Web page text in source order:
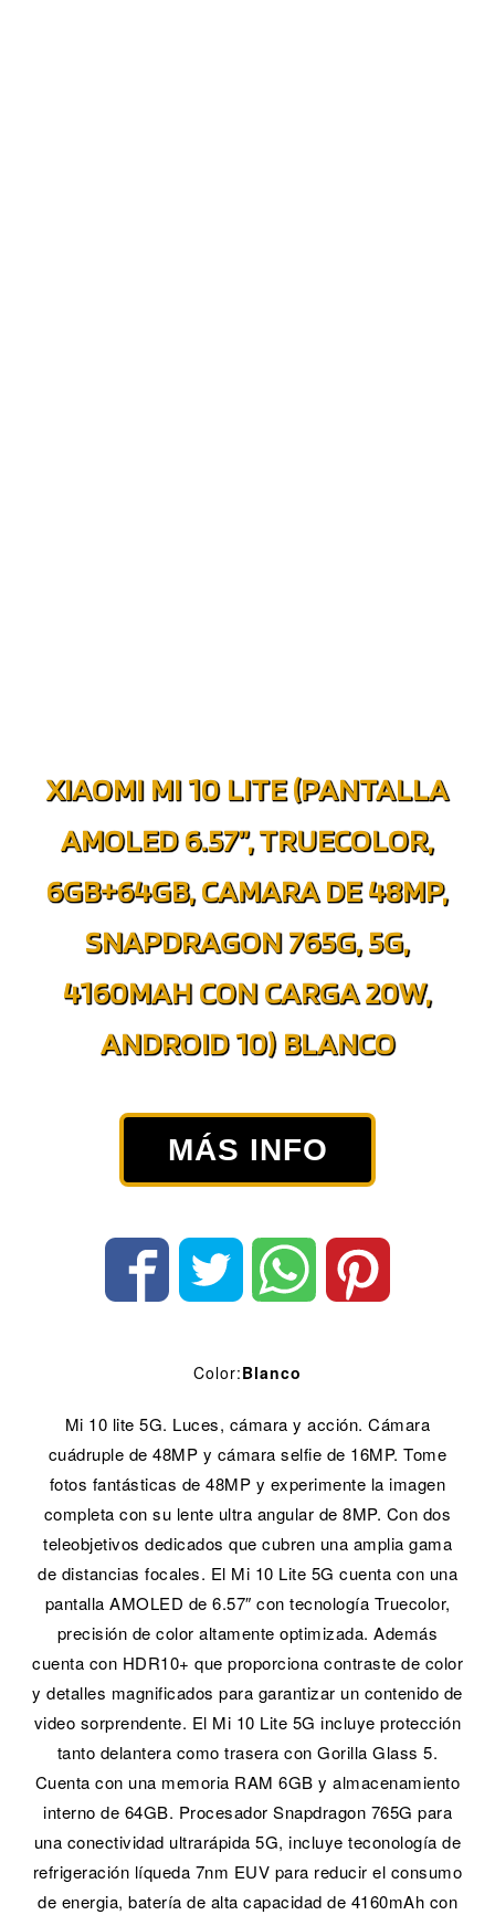
XIAOMI MI 10 LITE (PANTALLA
AMOLED 6.57”, TRUECOLOR,
6GB+64GB, CAMARA DE 48MP,
SNAPDRAGON 765G, 5G,
4160MAH CON CARGA 20W,
ANDROID 10) BLANCO
MÁS INFO
Color:Blanco
Mi 10 lite 5G. Luces, cámara y acción. Cámara
cuádruple de 48MP y cámara selfie de 16MP. Tome
fotos fantásticas de 48MP y experimente la imagen
completa con su lente ultra angular de 8MP. Con dos
teleobjetivos dedicados que cubren una amplia gama
de distancias focales. El Mi 10 Lite 5G cuenta con una
pantalla AMOLED de 6.57″ con tecnología Truecolor,
precisión de color altamente optimizada. Además
cuenta con HDR10+ que proporciona contraste de color
y detalles magnificados para garantizar un contenido de
video sorprendente. El Mi 10 Lite 5G incluye protección
tanto delantera como trasera con Gorilla Glass 5.
Cuenta con una memoria RAM 6GB y almacenamiento
interno de 64GB. Procesador Snapdragon 765G para
una conectividad ultrarápida 5G, incluye teconología de
refrigeración líqueda 7nm EUV para reducir el consumo
de energia, batería de alta capacidad de 4160mAh con